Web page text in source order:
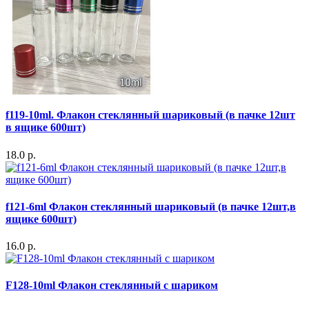
f119-10ml. Флакон стеклянный шариковый (в пачке 12шт
в ящике 600шт)
18.0 р.
f121-6ml Флакон стеклянный шариковый (в пачке 12шт,в
ящике 600шт)
16.0 р.
F128-10ml Флакон стеклянный с шариком